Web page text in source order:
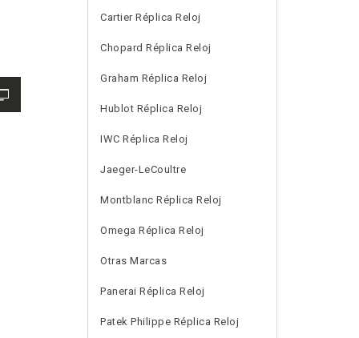
Cartier Réplica Reloj
Chopard Réplica Reloj
Graham Réplica Reloj
Hublot Réplica Reloj
IWC Réplica Reloj
Jaeger-LeCoultre
Montblanc Réplica Reloj
Omega Réplica Reloj
Otras Marcas
Panerai Réplica Reloj
Patek Philippe Réplica Reloj